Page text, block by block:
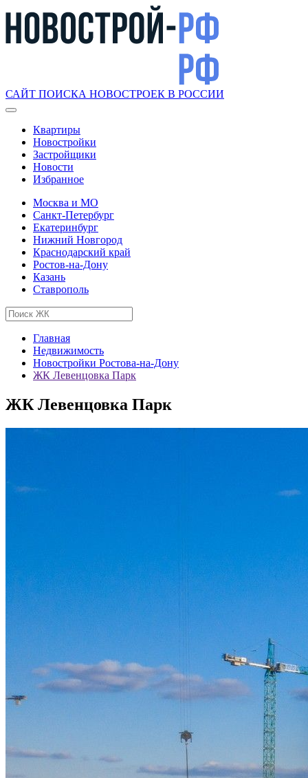
САЙТ ПОИСКА НОВОСТРОЕК В РОССИИ
Квартиры
Новостройки
Застройщики
Новости
Избранное
Москва и МО
Санкт-Петербург
Екатеринбург
Нижний Новгород
Краснодарский край
Ростов-на-Дону
Казань
Ставрополь
Главная
Недвижимость
Новостройки Ростова-на-Дону
ЖК Левенцовка Парк
ЖК Левенцовка Парк